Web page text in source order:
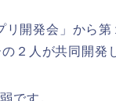
開発会」から
２人が共同開発
です。